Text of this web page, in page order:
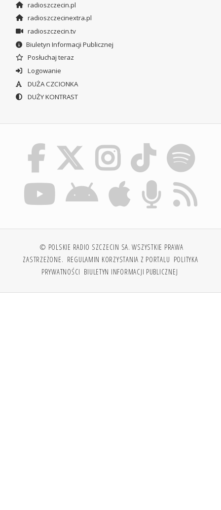
radioszczecin.pl
radioszczecinextra.pl
radioszczecin.tv
Biuletyn Informacji Publicznej
Posłuchaj teraz
Logowanie
DUŻA CZCIONKA
DUŻY KONTRAST
© POLSKIE RADIO SZCZECIN SA. WSZYSTKIE PRAWA
ZASTRZEŻONE. REGULAMIN KORZYSTANIA Z PORTALU POLITYKA
PRYWATNOŚCI BIULETYN INFORMACJI PUBLICZNEJ